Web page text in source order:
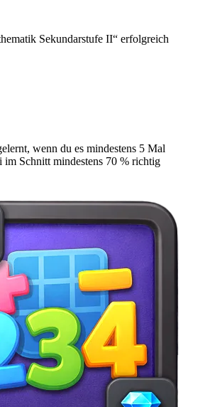
Sekundarstufe II“ erfolgreich
wenn du es mindestens 5 Mal
im Schnitt mindestens 70 % richtig